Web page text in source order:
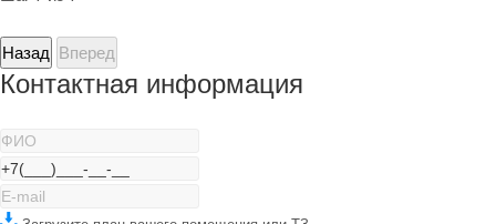
Назад Вперед
Контактная информация